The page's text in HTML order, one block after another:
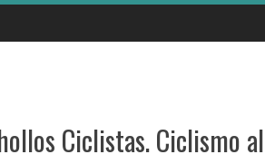
Ciclistas. Ciclismo